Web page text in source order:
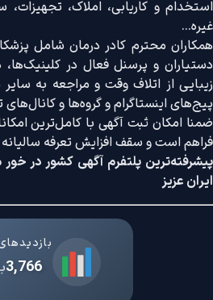
استخدام و کاریابی، املاک،
غیره...
همکاران محترم کادر درمان شامل
دستیاران و پرسنل فعال در کلینیک‌ها،
زیبایی از اتلاف وقت و مراجعه به
پیج‌های اینستاگرام و گروه‌ها و کانال‌های
ضمنا امکان ثبت آگهی با کامل‌ترین
فراهم است و سقف افزایش تعرفه سالیانه حداکثر 50 درصد
پیشرفته‌ترین پلتفرم آگهی کشور در
ایران عزیز
3,766